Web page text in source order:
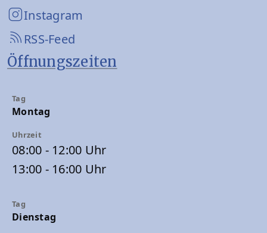
Instagram
RSS-Feed
Öffnungszeiten
Montag
08:00 - 12:00 Uhr
13:00 - 16:00 Uhr
Dienstag